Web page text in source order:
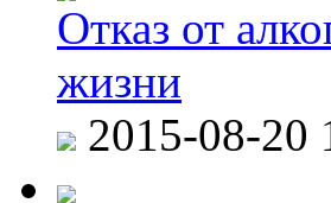
Отказ от
жизни
2015-08-20